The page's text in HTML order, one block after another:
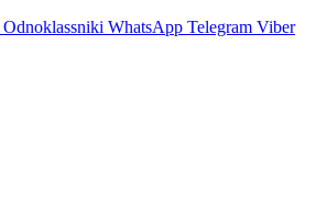
Odnoklassniki WhatsApp Telegram Viber